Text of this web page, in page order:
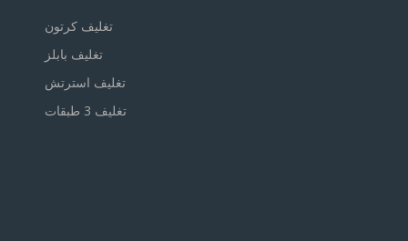
تغليف كرتون
تغليف بابلز
تغليف استرتش
تغليف 3 طبقات